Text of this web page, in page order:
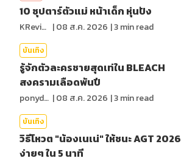
10 ซุปตาร์ตัวแม่ หน้าเด็ก หุ่นปัง
KReview |08 ส.ค. 2026 |3min read
บันเทิง
รู้จักตัวละครชายสุดเท่ใน BLEACH
สงครามเลือดพันปี
ponydiary |08 ส.ค. 2026 |3min read
บันเทิง
วิธีโหวต "น้องเนเน่" ให้ชนะ AGT 2026
ง่ายๆ ใน 5 นาที